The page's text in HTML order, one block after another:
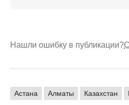
Нашли ошибку в публикации?
Астана Алматы Казахстан